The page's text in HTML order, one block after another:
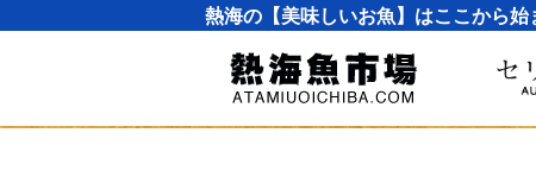
熱海の【美味しいお魚】はここから